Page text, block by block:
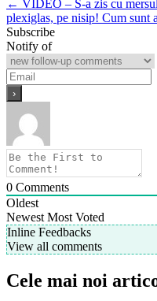
← VIDEO – S-a zis cu
plexiglas, pe nisip! Cum sunt
Subscribe
Notify of
0 Comments
Oldest
Newest Most Voted
Inline Feedbacks
View all comments
Cele mai noi